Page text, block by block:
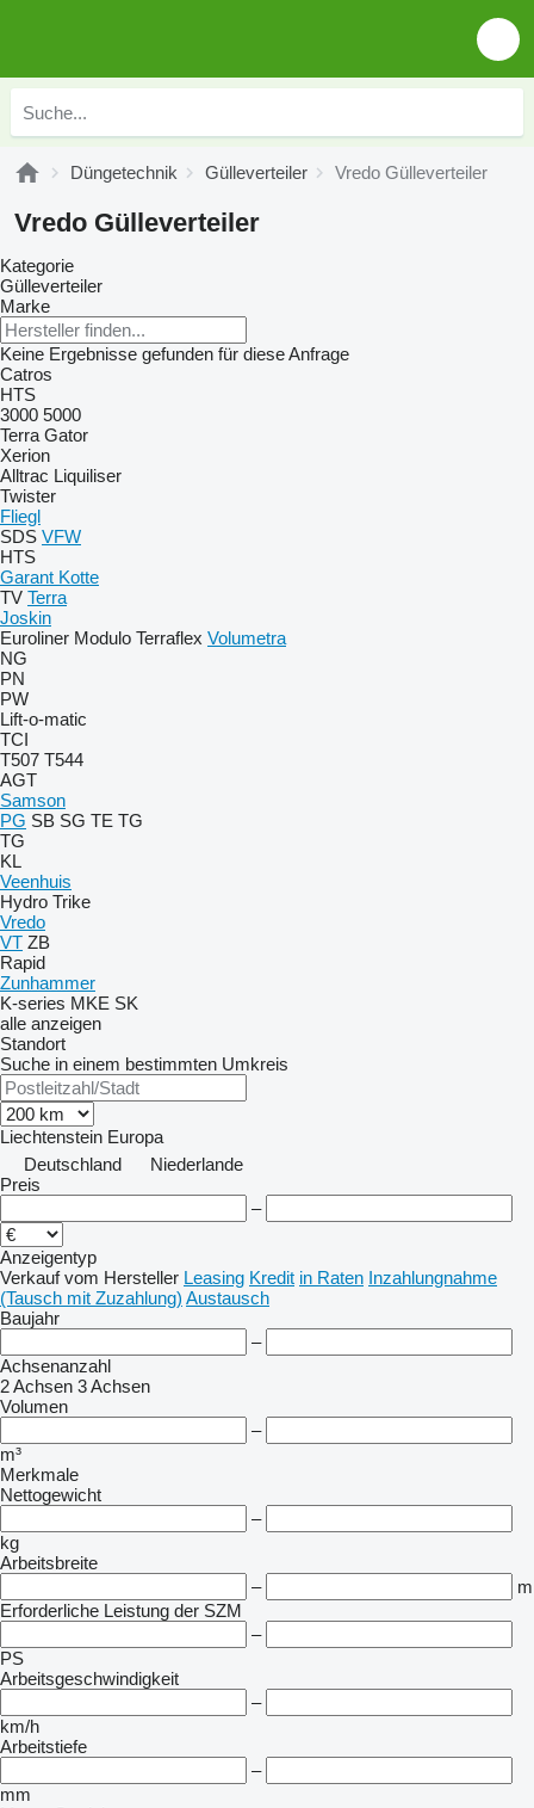
Düngetechnik Gülleverteiler Vredo Gülleverteiler
Vredo Gülleverteiler
Kategorie
Gülleverteiler
Marke
Keine Ergebnisse gefunden für diese Anfrage
Catros
HTS
3000 5000
Terra Gator
Xerion
Alltrac Liquiliser
Twister
Fliegl
SDS VFW
HTS
Garant Kotte
TV Terra
Joskin
Euroliner Modulo Terraflex Volumetra
NG
PN
PW
Lift-o-matic
TCI
T507 T544
AGT
Samson
PG SB SG TE TG
TG
KL
Veenhuis
Hydro Trike
Vredo
VT ZB
Rapid
Zunhammer
K-series MKE SK
alle anzeigen
Standort
Suche in einem bestimmten Umkreis
Liechtenstein Europa
Deutschland
Niederlande
Preis
–
Anzeigentyp
Verkauf vom Hersteller Leasing Kredit in Raten Inzahlungnahme
(Tausch mit Zuzahlung) Austausch
Baujahr
–
Achsenanzahl
2 Achsen 3 Achsen
Volumen
–
m³
Merkmale
Nettogewicht
–
kg
Arbeitsbreite
–
m
Erforderliche Leistung der SZM
–
PS
Arbeitsgeschwindigkeit
–
km/h
Arbeitstiefe
–
mm